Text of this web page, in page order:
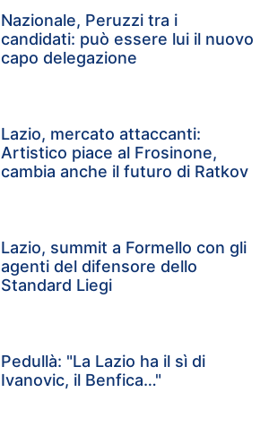
Nazionale, Peruzzi tra i
candidati: può essere lui il nuovo
capo delegazione
Lazio, mercato attaccanti:
Artistico piace al Frosinone,
cambia anche il futuro di Ratkov
Lazio, summit a Formello con gli
agenti del difensore dello
Standard Liegi
Pedullà: "La Lazio ha il sì di
Ivanovic, il Benfica…"